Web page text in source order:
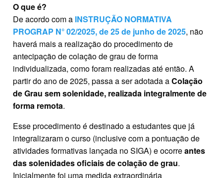
O que é?
De acordo com a INSTRUÇÃO NORMATIVA
PROGRAP N° 02/2025, de 25 de junho de 2025, não
haverá mais a realização do procedimento de
antecipação de colação de grau de forma
individualizada, como foram realizadas até então. A
partir do ano de 2025, passa a ser adotada aColação
de Grau sem solenidade, realizada integralmente de
forma remota.
Esse procedimento é destinado a estudantes que já
integralizaram o curso (inclusive com a pontuação de
atividades formativas lançada no SIGA) e ocorreantes
das solenidades oficiais de colação de grau.
Inicialmente foi uma medida extraordinária